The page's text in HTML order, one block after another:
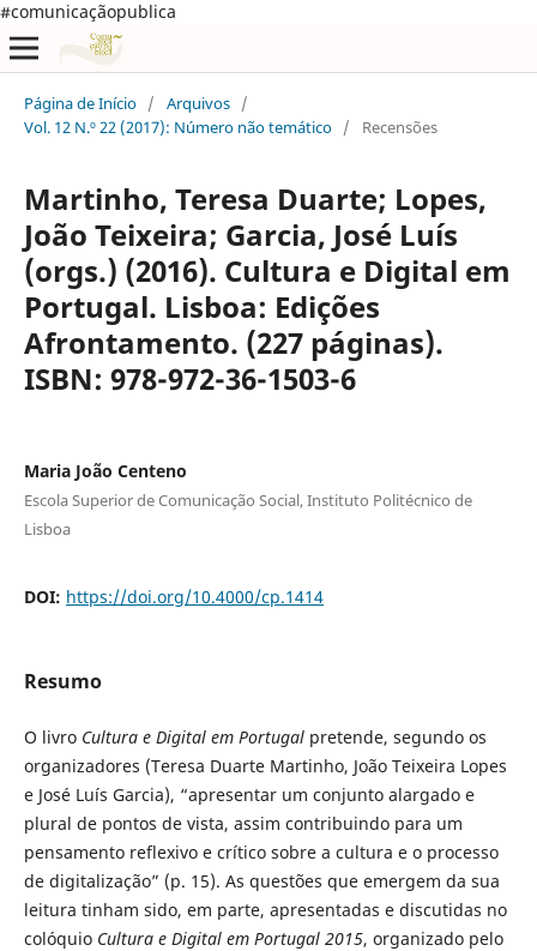
#comunicaçãopublica
Página de Início / Arquivos /
Vol. 12 N.º 22 (2017): Número não temático / Recensões
Martinho, Teresa Duarte; Lopes,
João Teixeira; Garcia, José Luís
(orgs.) (2016). Cultura e Digital em
Portugal. Lisboa: Edições
Afrontamento. (227 páginas).
ISBN: 978-972-36-1503-6
Maria João Centeno
Escola Superior de Comunicação Social, Instituto Politécnico de
Lisboa
DOI: https://doi.org/10.4000/cp.1414
Resumo
O livro Cultura e Digital em Portugalpretende, segundo os
organizadores (Teresa Duarte Martinho, João Teixeira Lopes
e José Luís Garcia), “apresentar um conjunto alargado e
plural de pontos de vista, assim contribuindo para um
pensamento reflexivo e crítico sobre a cultura e o processo
de digitalização” (p. 15). As questões que emergem da sua
leitura tinham sido, em parte, apresentadas e discutidas no
colóquio Cultura e Digital em Portugal 2015, organizado pelo